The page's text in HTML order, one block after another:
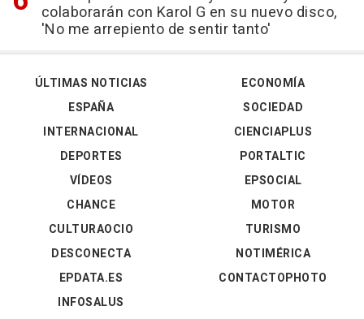
colaborarán con Karol G en su nuevo disco,
'No me arrepiento de sentir tanto'
ÚLTIMAS NOTICIAS
ESPAÑA
INTERNACIONAL
DEPORTES
VÍDEOS
ECONOMÍA
SOCIEDAD
CIENCIAPLUS
PORTALTIC
EPSOCIAL
CHANCE
CULTURAOCIO
DESCONECTA
EPDATA.ES
INFOSALUS
MOTOR
TURISMO
NOTIMÉRICA
CONTACTOPHOTO